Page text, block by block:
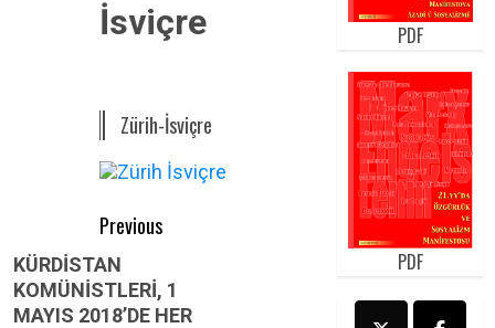
İsviçre
Zürih-İsviçre
Post
navigation
Previous
Previous
post:
KÜRDİSTAN
KOMÜNİSTLERİ, 1
MAYIS 2018’DE HER
PDF
PDF